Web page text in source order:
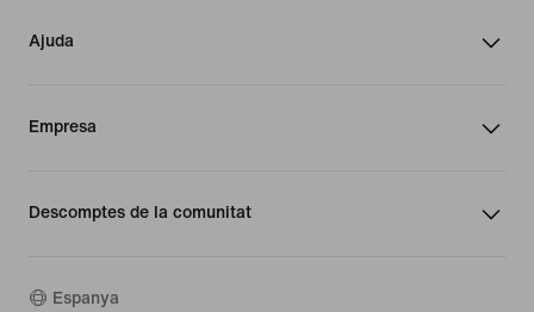
Ajuda
Empresa
Descomptes de la comunitat
Espanya